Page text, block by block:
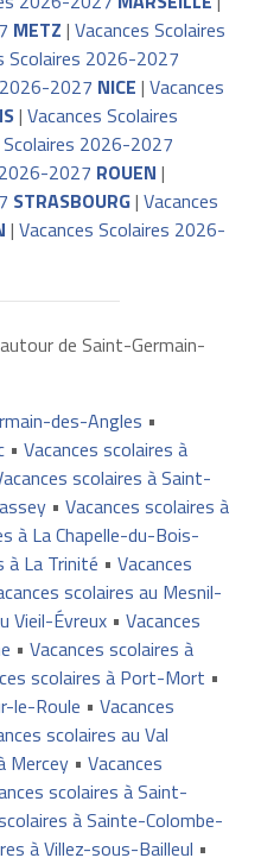
METZ | Vacances Scolaires
Scolaires 2026-2027
2027 NICE | Vacances
| Vacances Scolaires
Scolaires 2026-2027
2027 ROUEN |
STRASBOURG| Vacances
| Vacances Scolaires 2026-
de Saint-Germain-
des-Angles •
• Vacances scolaires à
scolaires à Saint-
• Vacances scolaires à
à La Chapelle-du-Bois-
à La Trinité • Vacances
scolaires au Mesnil-
Vieil-Évreux• Vacances
• Vacances scolaires à
scolaires à Port-Mort •
le-Roule • Vacances
scolaires au Val
Mercey• Vacances
scolaires à Saint-
à Sainte-Colombe-
à Villez-sous-Bailleul •